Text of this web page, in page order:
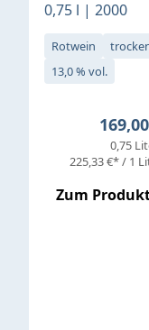
0,75 l | 2000
Rotwein
13,0 % vol.
0,75
225,33 €* / 1
Zum